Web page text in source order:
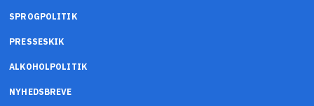
SPROGPOLITIK
PRESSESKIK
ALKOHOLPOLITIK
NYHEDSBREVE